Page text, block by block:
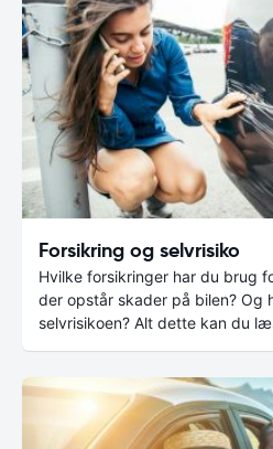
Forsikring og selvrisiko
Hvilke forsikringer har du brug
der opstår skader på bilen? Og
selvrisikoen? Alt dette kan du